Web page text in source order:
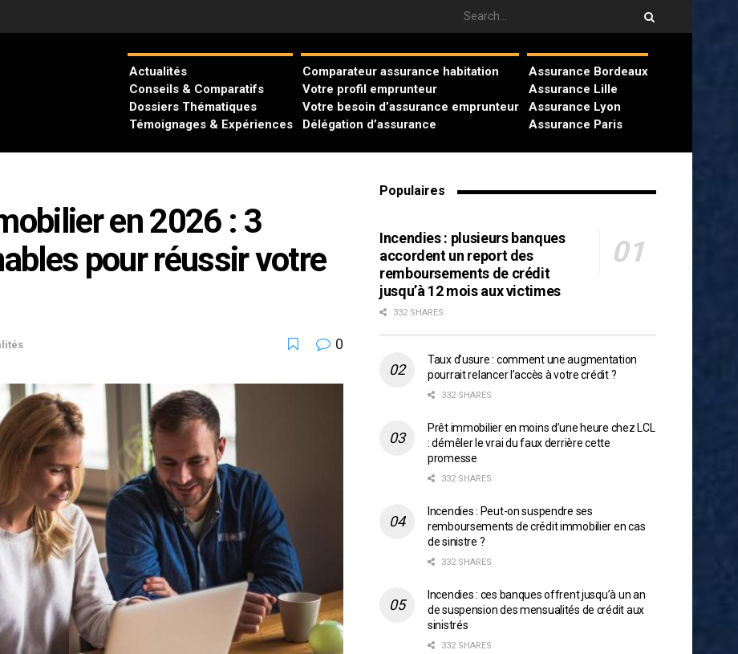
Actualités
Conseils & Comparatifs
Dossiers Thématiques
Témoignages & Expériences
Comparateur assurance habitation
Votre profil emprunteur
Votre besoin d’assurance emprunteur
Délégation d’assurance
Assurance Bordeaux
Assurance Lille
Assurance Lyon
Assurance Paris
en 2026 : 3
pour réussir votre
0
Populaires
Incendies : plusieurs banques
accordent un report des
remboursements de crédit
jusqu’à 12 mois aux victimes
332 SHARES
Taux d’usure : comment une augmentation
pourrait relancer l’accès à votre crédit ?
332 SHARES
Prêt immobilier en moins d’une heure chez LCL
: démêler le vrai du faux derrière cette
promesse
332 SHARES
Incendies : Peut-on suspendre ses
remboursements de crédit immobilier en cas
de sinistre ?
332 SHARES
Incendies : ces banques offrent jusqu’à un an
de suspension des mensualités de crédit aux
sinistrés
332 SHARES